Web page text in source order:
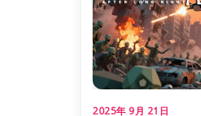
2025年 9月 21日